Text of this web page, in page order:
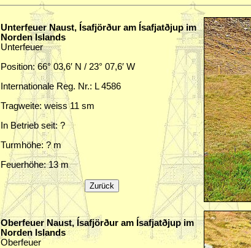
Unterfeuer Naust, Ísafjörður am Ísafjatðjup im
Norden Islands
Unterfeuer
Position: 66° 03,6′ N / 23° 07,6′ W
Internationale Reg. Nr.: L 4586
Tragweite: weiss 11 sm
In Betrieb seit: ?
Turmhöhe: ? m
Feuerhöhe: 13 m
Oberfeuer Naust, Ísafjörður am Ísafjatðjup im
Norden Islands
Oberfeuer